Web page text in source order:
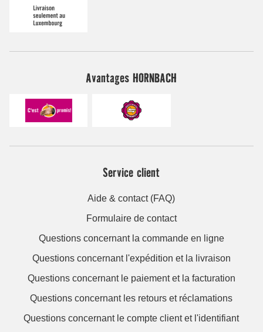
Avantages HORNBACH
Service client
Aide & contact (FAQ)
Formulaire de contact
Questions concernant la commande en ligne
Questions concernant l'expédition et la livraison
Questions concernant le paiement et la facturation
Questions concernant les retours et réclamations
Questions concernant le compte client et l'identifiant